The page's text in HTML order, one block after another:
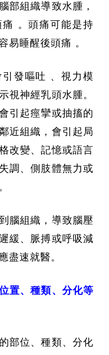
部組織導致水腫，
。頭痛可能是持
易睡醒後頭痛 。
發嘔吐 、視力模
視神經乳頭水腫。
引起痙攣或抽搐的
近組織，會引起局
改變、記憶或語言
調、側肢體無力或
腦組織，導致腦壓
緩、脈搏或呼吸減
盡速就醫。
置、種類、分化等
部位、種類、分化